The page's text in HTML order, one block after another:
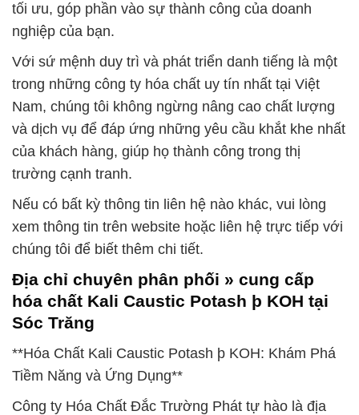
tối ưu, góp phần vào sự thành công của doanh
nghiệp của bạn.
Với sứ mệnh duy trì và phát triển danh tiếng là một
trong những công ty hóa chất uy tín nhất tại Việt
Nam, chúng tôi không ngừng nâng cao chất lượng
và dịch vụ để đáp ứng những yêu cầu khắt khe nhất
của khách hàng, giúp họ thành công trong thị
trường cạnh tranh.
Nếu có bất kỳ thông tin liên hệ nào khác, vui lòng
xem thông tin trên website hoặc liên hệ trực tiếp với
chúng tôi để biết thêm chi tiết.
Địa chỉ chuyên phân phối » cung cấp
hóa chất Kali Caustic Potash þ KOH tại
Sóc Trăng
**Hóa Chất Kali Caustic Potash þ KOH: Khám Phá
Tiềm Năng và Ứng Dụng**
Công ty Hóa Chất Đắc Trường Phát tự hào là địa